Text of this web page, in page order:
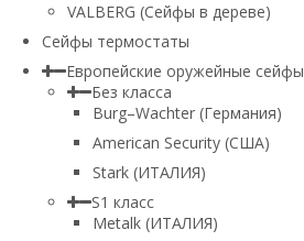
VALBERG (Сейфы в дереве)
Сейфы термостаты
Европейские оружейные сейфы
Без класса
Burg–Wachter (Германия)
American Security (США)
Stark (ИТАЛИЯ)
S1 класс
Metalk (ИТАЛИЯ)